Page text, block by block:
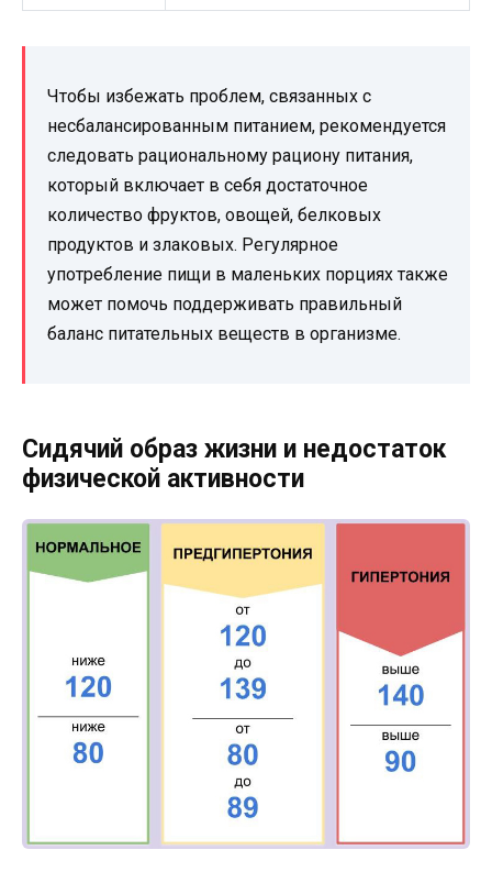
Чтобы избежать проблем, связанных с
несбалансированным питанием, рекомендуется
следовать рациональному рациону питания,
который включает в себя достаточное
количество фруктов, овощей, белковых
продуктов и злаковых. Регулярное
употребление пищи в маленьких порциях также
может помочь поддерживать правильный
баланс питательных веществ в организме.
Сидячий образ жизни и недостаток
физической активности